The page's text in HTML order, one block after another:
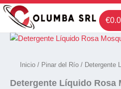
Ir
contenido
€
Inicio / Pinar del Río / Detergente
Detergente Líquido Rosa